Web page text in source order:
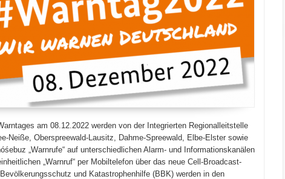
am 08.12.2022 werden von der Integrierten Regionalleitstelle
Neiße, Oberspreewald-Lausitz, Dahme-Spreewald, Elbe-Elster sowie
„Warnrufe“ auf unterschiedlichen Alarm- und Informationskanälen
„Warnruf“ per Mobiltelefon über das neue Cell-Broadcast-
und Katastrophenhilfe (BBK) werden in den